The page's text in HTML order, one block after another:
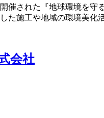
催された『地球環境を
た施工や地域の環境美化